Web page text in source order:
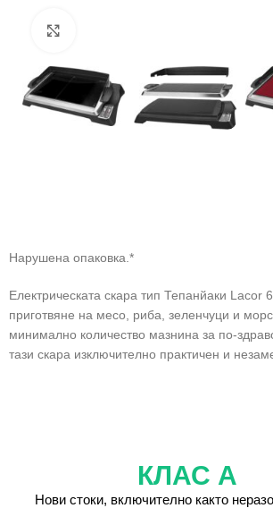
Нарушена опаковка.*
Електрическата скара тип Тепанйаки
приготвяне на месо, риба, зеленчуци и
минимално количество мазнина за по-
тази скара изключително практичен и
КЛАС А
Нови стоки, включително както